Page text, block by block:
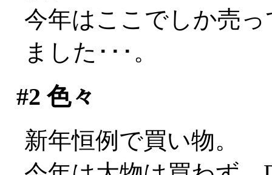
今年はここでしか売
ました･･･。
#2 色々
新年恒例で買い物。